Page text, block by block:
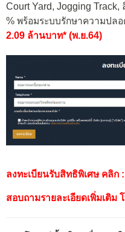
Court Yard, Jogging
% พร้อมระบบรักษาความปล
2.09 ล้านบาท* (พ.ย.64)
ลงทะเบียนรับสิทธิพิเศษ คลิก :
สอบถามรายละเอียดเพิ่มเติม